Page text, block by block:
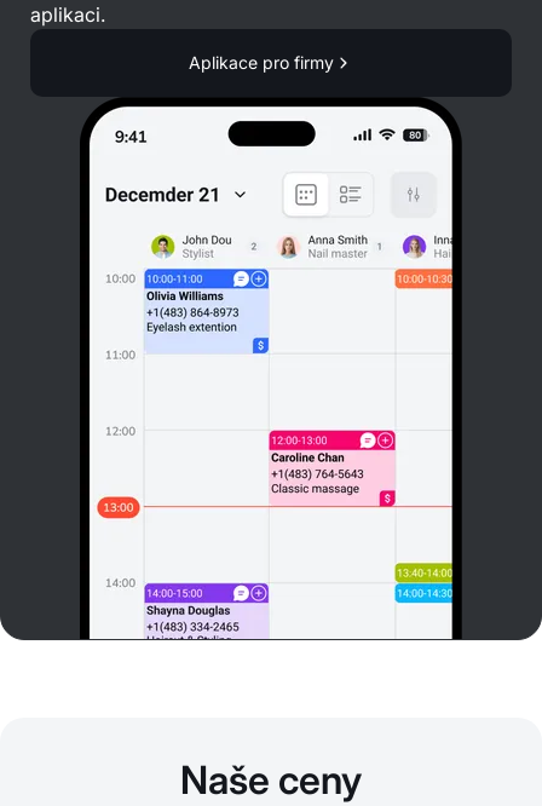
aplikaci.
Aplikace pro firmy
Naše ceny